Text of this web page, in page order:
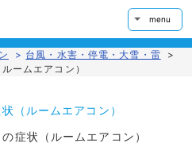
menu
> 台風・水害・停電・大雪・雷
>
ームエアコン）
（ルームエアコン）
症状（ルームエアコン）